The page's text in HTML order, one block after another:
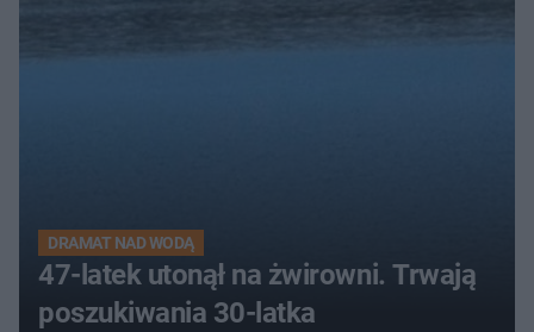
DRAMAT NAD WODĄ
47-latek utonął na żwirowni. Trwają
poszukiwania 30-latka